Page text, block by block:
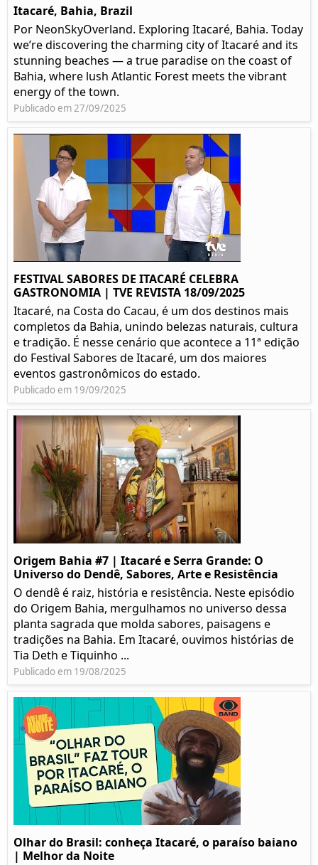
Itacaré, Bahia, Brazil
Por NeonSkyOverland. Exploring Itacaré, Bahia. Today
we’re discovering the charming city of Itacaré and its
stunning beaches — a true paradise on the coast of
Bahia, where lush Atlantic Forest meets the vibrant
energy of the town.
Publicado em 27/09/2025
FESTIVAL SABORES DE ITACARÉ CELEBRA
GASTRONOMIA | TVE REVISTA 18/09/2025
Itacaré, na Costa do Cacau, é um dos destinos mais
completos da Bahia, unindo belezas naturais, cultura
e tradição. É nesse cenário que acontece a 11ª edição
do Festival Sabores de Itacaré, um dos maiores
eventos gastronômicos do estado.
Publicado em 19/09/2025
Origem Bahia #7 | Itacaré e Serra Grande: O
Universo do Dendê, Sabores, Arte e Resistência
O dendê é raiz, história e resistência. Neste episódio
do Origem Bahia, mergulhamos no universo dessa
planta sagrada que molda sabores, paisagens e
tradições na Bahia. Em Itacaré, ouvimos histórias de
Tia Deth e Tiquinho ...
Publicado em 19/08/2025
Olhar do Brasil: conheça Itacaré, o paraíso baiano
| Melhor da Noite